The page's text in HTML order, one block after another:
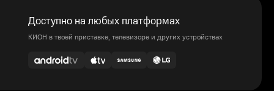
Доступно на любых платформах
КИОН в твоей приставке, телевизоре и других устройствах